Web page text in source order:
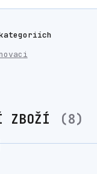
ZBOŽÍ 8